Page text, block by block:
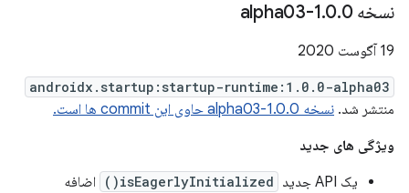
نسخه 1 .0.0-alpha03
19 آگوست 2020
androidx.startup:startup-runtime:1.0.0-alpha03
منتشر شد. نسخه 1.0.0-alpha03 حاوی این commit ها است.
ویژگی های جدید
یک API جدید
isEagerlyInitialized()
اضافه